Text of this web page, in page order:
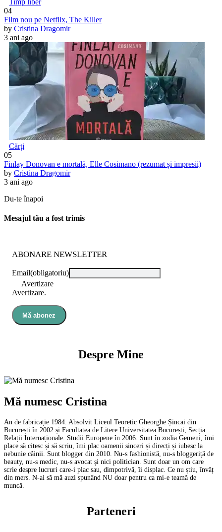
04
Film nou pe Netflix, The Killer
by Cristina Dragomir
3 ani ago
Cărți
05
Finlay Donovan e mortală, Elle Cosimano (rezumat și impresii)
by Cristina Dragomir
3 ani ago
Du-te înapoi
Mesajul tău a fost trimis
ABONARE NEWSLETTER
Email(obligatoriu)
Avertizare
Avertizare.
Mă abonez
Despre Mine
Mă numesc Cristina
An de fabricație 1984. Absolvit Liceul Teoretic Gheorghe Șincai din
București în 2002 și Facultatea de Litere Universitatea București, Secția
Relații Internaționale. Studii Europene în 2006. Sunt în zodia Gemeni, îmi
place să citesc și să scriu, îmi plac oamenii sinceri și direcți și iubesc la
nebunie câinii. Sunt blogger din 2010. Nu-s fashionistă, nu-s bloggeriță de
beauty, nu-s medic, nu-s avocat și nici politician. Sunt doar un om care
scrie despre lucruri care-i plac sau, dimpotrivă, îi displac. Ce nu știu, învăț
din mers. N-ai să mă auzi spunând NU doar pentru ca mi-e teamă de
muncă.
Parteneri